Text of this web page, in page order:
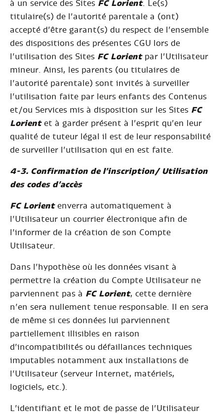
à un service des Sites FC Lorient. Le(s)
titulaire(s) de l’autorité parentale a (ont)
accepté d’être garant(s) du respect de l’ensemble
des dispositions des présentes CGU lors de
l’utilisation des Sites FC Lorientpar l’Utilisateur
mineur. Ainsi, les parents (ou titulaires de
l’autorité parentale) sont invités à surveiller
l’utilisation faite par leurs enfants des Contenus
et/ou Services mis à disposition sur les Sites FC
Lorientet à garder présent à l’esprit qu’en leur
qualité de tuteur légal il est de leur responsabilité
de surveiller l’utilisation qui en est faite.
4-3. Confirmation de l’inscription/ Utilisation
des codes d’accès
FC Lorientenverra automatiquement à
l’Utilisateur un courrier électronique afin de
l’informer de la création de son Compte
Utilisateur.
Dans l’hypothèse où les données visant à
permettre la création du Compte Utilisateur ne
parviennent pas à FC Lorient, cette dernière
n’en sera nullement tenue responsable. Il en sera
de même si ces données lui parviennent
partiellement illisibles en raison
d’incompatibilités ou défaillances techniques
imputables notamment aux installations de
l’Utilisateur (serveur Internet, matériels,
logiciels, etc.).
L’identifiant et le mot de passe de l’Utilisateur